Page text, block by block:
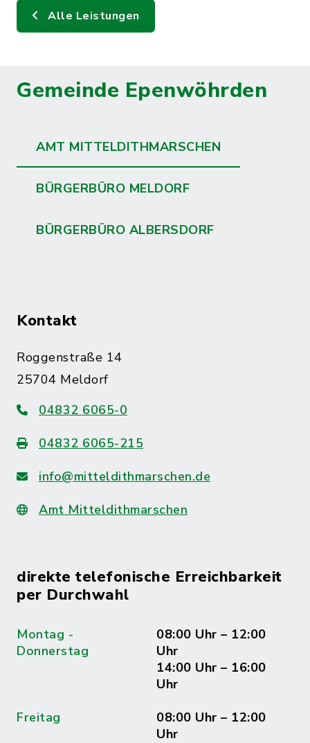
Alle Leistungen
Gemeinde Epenwöhrden
AMT MITTELDITHMARSCHEN
BÜRGERBÜRO MELDORF
BÜRGERBÜRO ALBERSDORF
Kontakt
Roggenstraße 14
25704 Meldorf
04832 6065-0
04832 6065-215
info@mitteldithmarschen.de
Amt Mitteldithmarschen
direkte telefonische Erreichbarkeit
per Durchwahl
Montag -
Donnerstag
08:00 Uhr – 12:00
Uhr
14:00 Uhr – 16:00
Uhr
Freitag
08:00 Uhr – 12:00
Uhr